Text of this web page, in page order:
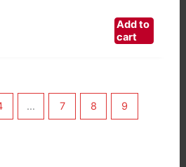
Add to
cart
… 7 8 9